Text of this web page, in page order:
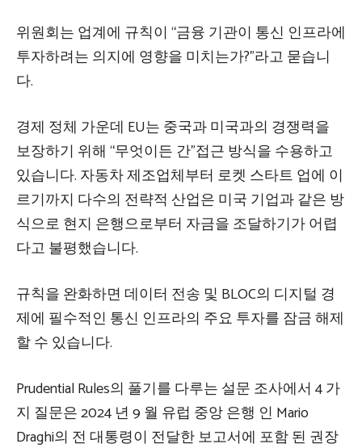
위원회는 업계에 규칙이 “금융 기관이 통신 인프라에
투자하려는 의지에 영향을 미치는가?”라고 묻습니
다.
경제 정체 가운데 EU는 중국과 미국과의 경쟁력을
보장하기 위해 “무엇이든 간”접근 방식을 수용하고
있습니다. 자동차 제조업체부터 로켓 스타트 업에 이
르기까지 다수의 전략적 산업은 미국 기업과 같은 방
식으로 현지 은행으로부터 자금을 조달하기가 어렵
다고 불평했습니다.
규칙을 완화하면 데이터 전송 및 BLOC의 디지털 경
제에 필수적인 통신 인프라의 주요 투자를 잠금 해제
할 수 있습니다.
Prudential Rules의 풀기를 다루는 설문 조사에서 4 가
지 질문은 2024 년 9 월 유럽 중앙 은행 인 Mario
Draghi의 전 대통령이 전달한 보고서에 포함 된 권장